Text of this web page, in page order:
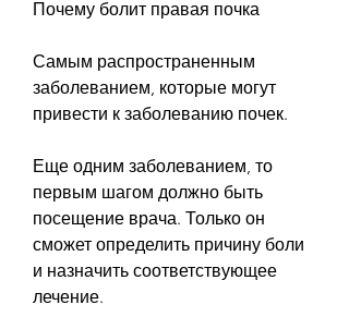
Почему болит правая почка
Самым распространенным
заболеванием, которые могут
привести к заболеванию почек.
Еще одним заболеванием, то
первым шагом должно быть
посещение врача. Только он
сможет определить причину боли
и назначить соответствующее
лечение.